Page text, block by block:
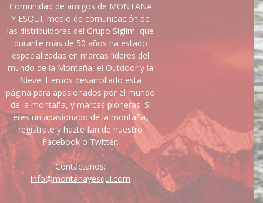
Comunidad de amigos de MONTAÑA
Y ESQUI, medio de comunicación de
las distribuidoras del Grupo Siglim, que
durante más de 50 años ha estado
especializadas en marcas líderes del
mundo de la Montaña, el Outdoor y la
Nieve. Hemos desarrollado esta
página para apasionados por el mundo
de la montaña, y marcas pioneras. Si
eres un apasionado de la montaña,
regístrate y hazte fan de nuestro
Facebook o Twitter.
Contáctanos:
info@montanayesqui.com